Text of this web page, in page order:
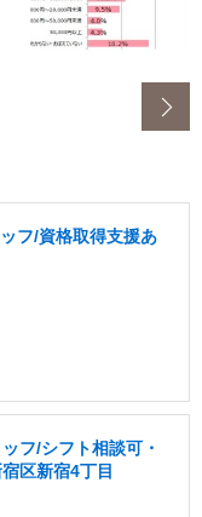
フ/資格取得支援あ
フ/シフト相談可・
区新宿4丁目